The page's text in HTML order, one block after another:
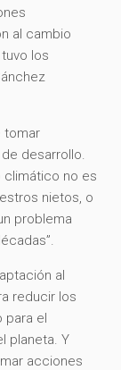
al cambio
los
tomar
desarrollo.
climático no es
nietos, o
problema
al
reducir los
para el
planeta. Y
acciones